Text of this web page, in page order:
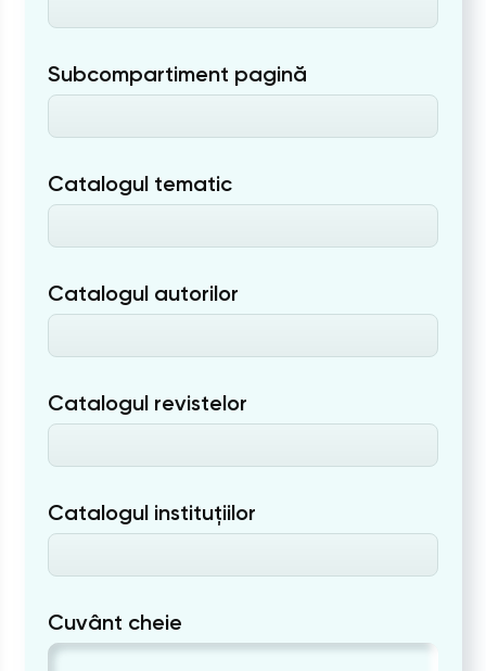
Subcompartiment pagină
Catalogul tematic
Catalogul autorilor
Catalogul revistelor
Catalogul instituțiilor
Cuvânt cheie